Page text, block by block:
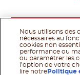
Nous utilisons des
nécessaires au
cookies non
performance ou
ou paramétrer les
l’option de votre
lire notre Politique